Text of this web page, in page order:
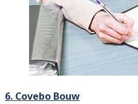
6. Covebo Bouw